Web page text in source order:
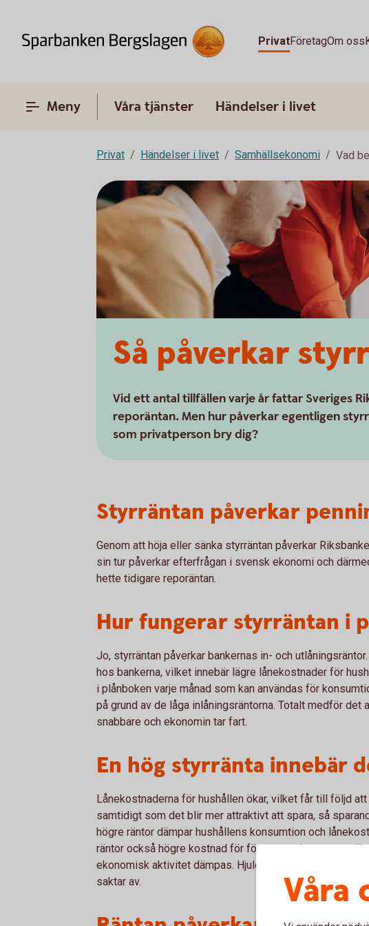
PrivatFöretagOm oss
Meny Våra tjänster Händelser i livet
Privat Händelser i livet Samhällsekonomi Vad
Så påverkar
Vid ett antal tillfällen varje år fattar Sveriges
reporäntan. Men hur påverkar egentligen
som privatperson bry dig?
Styrräntan påverkar
Genom att höja eller sänka styrräntan påverkar
sin tur påverkar efterfrågan i svensk ekonomi och
hette tidigare reporäntan.
Hur fungerar styrräntan i
Jo, styrräntan påverkar bankernas in- och
hos bankerna, vilket innebär lägre lånekostnader för
i plånboken varje månad som kan användas för
på grund av de låga inlåningsräntorna. Totalt medför det
snabbare och ekonomin tar fart.
En hög styrränta innebär
Lånekostnaderna för hushållen ökar, vilket får till följd
samtidigt som det blir mer attraktivt att spara, så
högre räntor dämpar hushållens konsumtion och
räntor också högre kostnad för företag att investera,
ekonomisk aktivitet dämpas. Hjulen i ekonomin snurrar
saktar av.
Våra